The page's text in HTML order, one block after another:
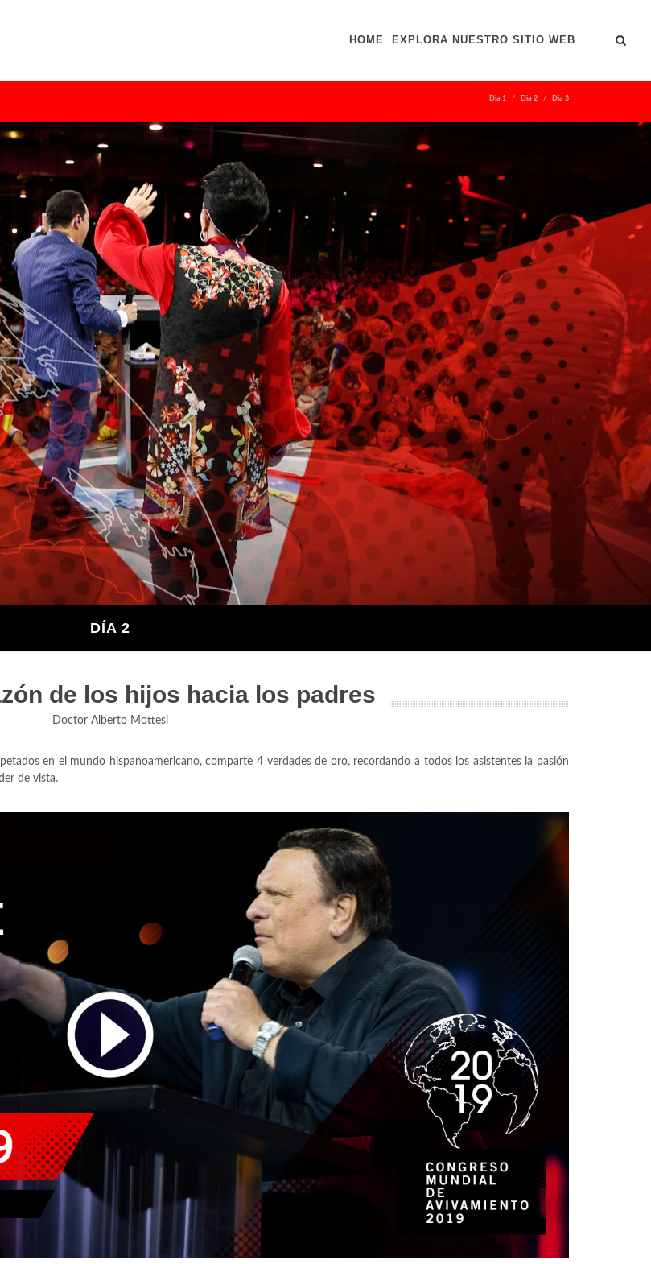
HOME EXPLORA NUESTRO SITIO WEB
Dia 1 Dia 2 Dia 3
DÍA 2
de los hijos hacia los padres
Doctor Alberto Mottesi
en el mundo hispanoamericano, comparte 4 verdades de oro, recordando a todos los asistentes la pasión
de vista.